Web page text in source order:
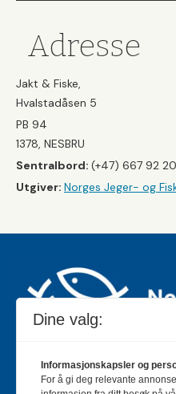
Adresse
Jakt & Fiske,
Hvalstadåsen 5
PB 94
1378, NESBRU
Sentralbord: (+47) 667 92
Utgiver: Norges Jeger- og
Jakt & Fiske er landets
Dine valg:
Informasjonskapsler og
For å gi deg relevante